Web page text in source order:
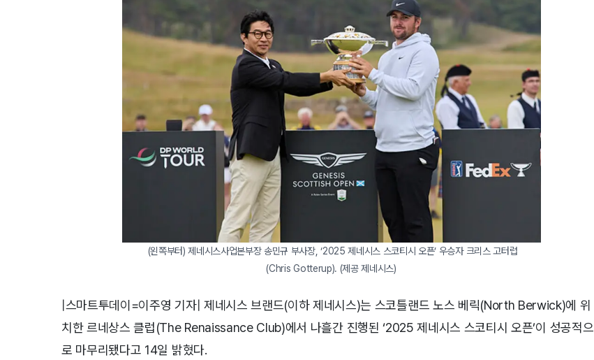
(왼쪽부터) 제네시스사업본부장 송민규 부사장, ‘2025 제네시스 스코티시 오픈’ 우승자 크리스 고터럽
(Chris Gotterup). (제공 제네시스)
|스마트투데이=이주영 기자| 제네시스 브랜드(이하 제네시스)는 스코틀랜드 노스 베릭(North Berwick)에 위
치한 르네상스 클럽(The Renaissance Club)에서 나흘간 진행된 ‘2025 제네시스 스코티시 오픈’이 성공적으
로 마무리됐다고 14일 밝혔다.